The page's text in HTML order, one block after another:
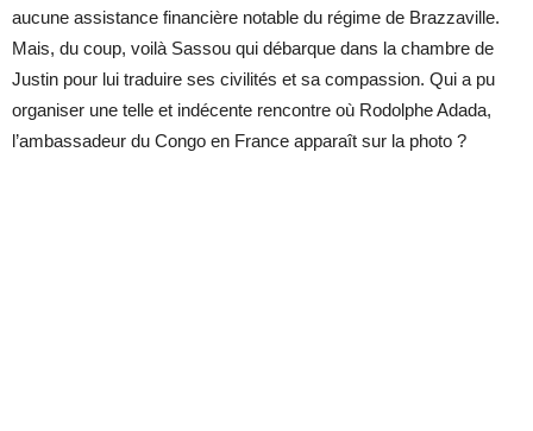
aucune assistance financière notable du régime de Brazzaville.
Mais, du coup, voilà Sassou qui débarque dans la chambre de
Justin pour lui traduire ses civilités et sa compassion. Qui a pu
organiser une telle et indécente rencontre où Rodolphe Adada,
l’ambassadeur du Congo en France apparaît sur la photo ?